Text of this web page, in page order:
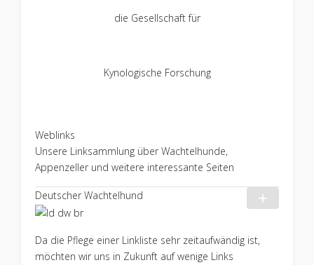
die Gesellschaft für
Kynologische Forschung
Weblinks
Unsere Linksammlung über Wachtelhunde,
Appenzeller und weitere interessante Seiten
Deutscher Wachtelhund
Da die Pflege einer Linkliste sehr zeitaufwändig ist,
möchten wir uns in Zukunft auf wenige Links